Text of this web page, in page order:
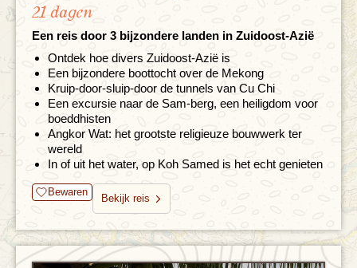
21 dagen
Een reis door 3 bijzondere landen in Zuidoost-Azië
Ontdek hoe divers Zuidoost-Azië is
Een bijzondere boottocht over de Mekong
Kruip-door-sluip-door de tunnels van Cu Chi
Een excursie naar de Sam-berg, een heiligdom voor
boeddhisten
Angkor Wat: het grootste religieuze bouwwerk ter
wereld
In of uit het water, op Koh Samed is het echt genieten
Bewaren
Bekijk reis